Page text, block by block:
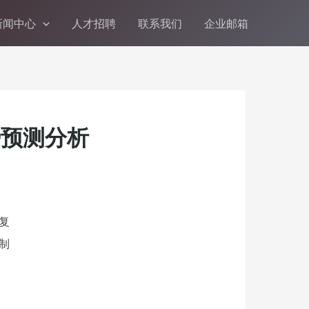
闻中心 人才招聘 联系我们 企业邮箱
测分析
一切都激励着我们继续努力，为流体传动与控制技术进步添